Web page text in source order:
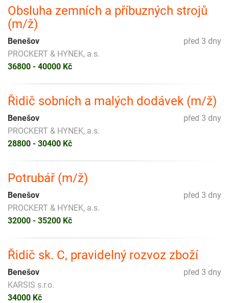
Obsluha zemních a příbuzných strojů
(m/ž)
před 3 dny
Benešov
PROCKERT & HYNEK, a.s.
36800 - 40000 Kč
Řidič sobních a malých dodávek (m/ž)
před 3 dny
Benešov
PROCKERT & HYNEK, a.s.
28800 - 30400 Kč
Potrubář (m/ž)
před 3 dny
Benešov
PROCKERT & HYNEK, a.s.
32000 - 35200 Kč
Řidič sk. C, pravidelný rozvoz zboží
před 3 dny
Benešov
KARSIS s.r.o.
34000 Kč